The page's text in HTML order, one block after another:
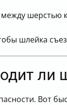
между
шлейка
ли
Вот